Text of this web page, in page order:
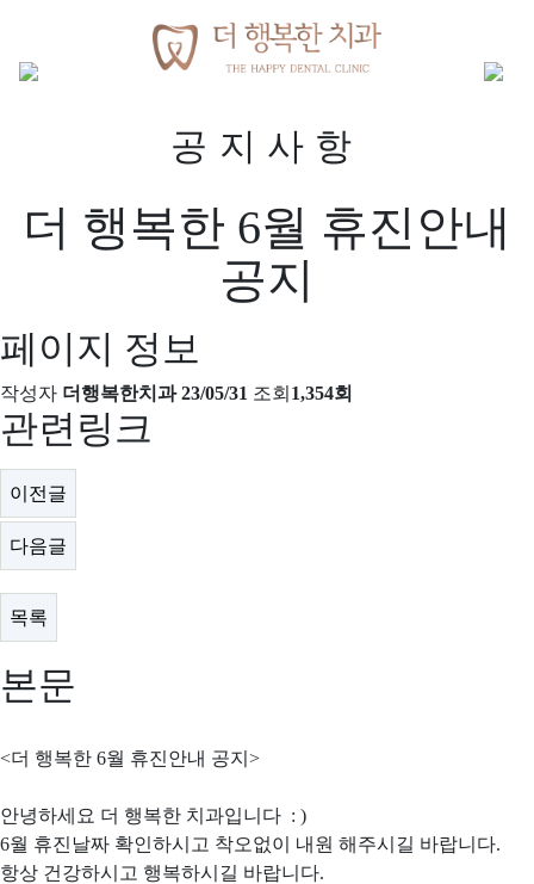
공지사항
더 행복한 6월 휴진안내
공지
페이지 정보
작성자 더행복한치과 23/05/31 조회 1,354회
관련링크
이전글
다음글
목록
본문
<더 행복한 6월 휴진안내 공지>
안녕하세요 더 행복한 치과입니다 : )
6월 휴진날짜 확인하시고 착오없이 내원 해주시길 바랍니다.
항상 건강하시고 행복하시길 바랍니다.